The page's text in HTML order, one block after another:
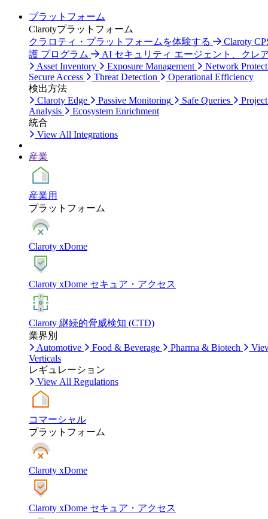
プラットフォーム
Clarotyプラットフォーム
クラロティ・プラットフォームを体験する
Claroty
護 プログラム
AI セキュリティ エージェント、クレ
Asset Inventory
Exposure Management
Network
Secure Access
Threat Detection
Operational Efficiency
検出方法
Claroty Edge
Passive Monitoring Safe Queries
Analysis
Ecosystem Enrichment
統合
View All Integrations
産業
産業用
プラットフォーム
Claroty xDome
Claroty xDome セキュア・アクセス
Claroty 継続的脅威検知 (CTD)
業界別
Automotive
Food & Beverage Pharma & Biotech
Verticals
レギュレーション
View All Regulations
コマーシャル
プラットフォーム
Claroty xDome
Claroty xDome セキュア・アクセス